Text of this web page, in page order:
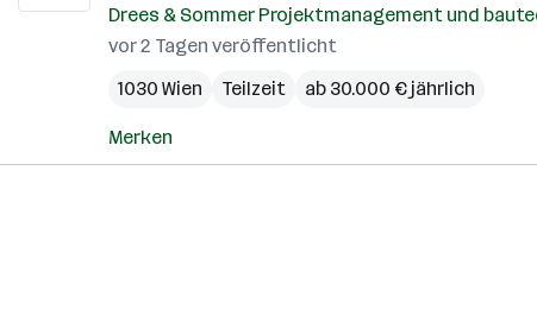
Drees & Sommer Projektmanagement und
vor 2 Tagen veröffentlicht
1030 Wien
Teilzeit ab 30.000 € jährlich
Merken